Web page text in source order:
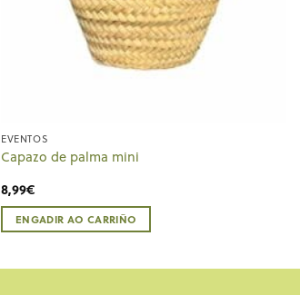
EVENTOS
Capazo de palma mini
8,99€
ENGADIR AO CARRIÑO